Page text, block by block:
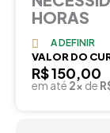
HORAS
A DEFINIR
VALOR DO
R$ 150,00
em até 2x de